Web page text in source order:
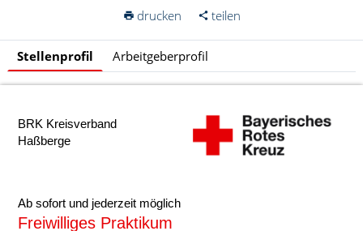
drucken teilen
Stellenprofil Arbeitgeberprofil